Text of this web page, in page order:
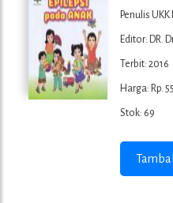
Penulis
Editor: DR.
Terbit: 2016
Harga: Rp.
Stok: 69